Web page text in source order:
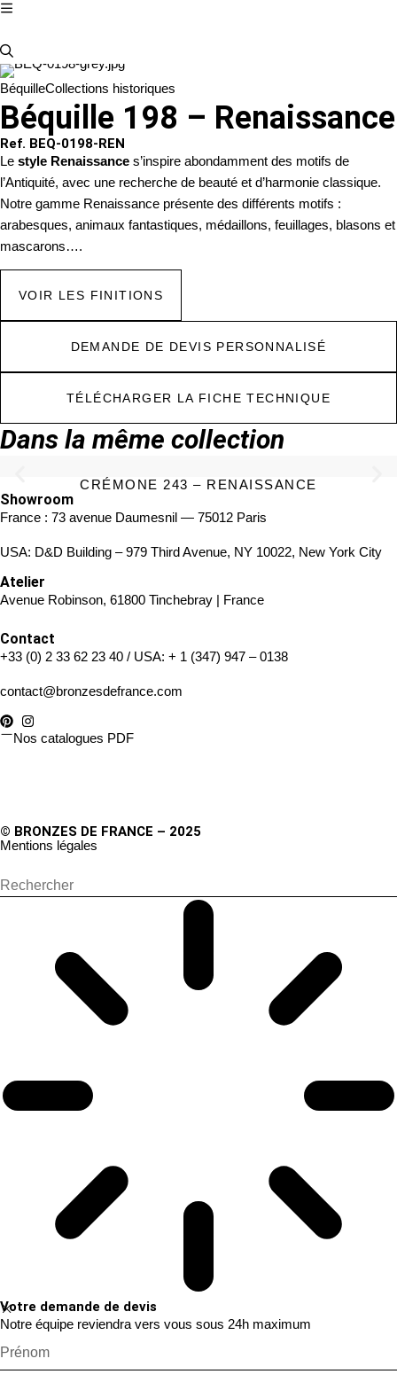
BéquilleCollections historiques
Béquille 198 – Renaissance
Ref. BEQ-0198-REN
Le style Renaissance s’inspire abondamment des motifs de
l’Antiquité, avec une recherche de beauté et d’harmonie classique.
Notre gamme Renaissance présente des différents motifs :
arabesques, animaux fantastiques, médaillons, feuillages, blasons et
mascarons….
VOIR LES FINITIONS
DEMANDE DE DEVIS PERSONNALISÉ
TÉLÉCHARGER LA FICHE TECHNIQUE
Dans la même collection
CRÉMONE 243 – RENAISSANCE
Showroom
France : 73 avenue Daumesnil — 75012 Paris
USA: D&D Building – 979 Third Avenue, NY 10022, New York City
Atelier
Avenue Robinson, 61800 Tinchebray | France
Contact
+33 (0) 2 33 62 23 40 / USA: + 1 (347) 947 – 0138
contact@bronzesdefrance.com
Nos catalogues PDF
© BRONZES DE FRANCE – 2025
Mentions légales
Votre demande de devis
Notre équipe reviendra vers vous sous 24h maximum